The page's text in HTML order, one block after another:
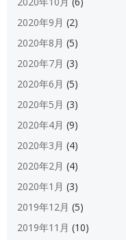
2020年9月 (2)
2020年8月 (5)
2020年7月 (3)
2020年6月 (5)
2020年5月 (3)
2020年4月 (9)
2020年3月 (4)
2020年2月 (4)
2020年1月 (3)
2019年12月 (5)
2019年11月 (10)